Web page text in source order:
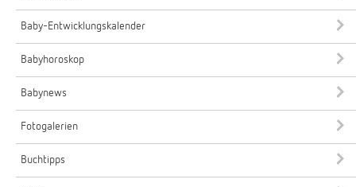
Baby-Entwicklungskalender
Babyhoroskop
Babynews
Fotogalerien
Buchtipps